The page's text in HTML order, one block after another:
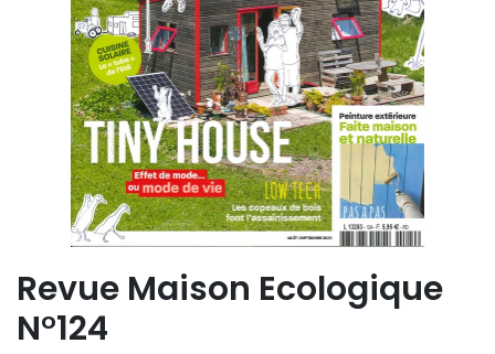
Revue Maison Ecologique
N°124